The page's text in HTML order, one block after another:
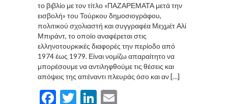
το βιβλίο με τον τίτλο «ΠΑΖΑΡΕΜΑΤΑ μετά την
εισβολή» του Τούρκου δημοσιογράφου,
πολιτικού σχολιαστή και συγγραφέα Μεχμέτ Αλί
Μπιράντ, το οποίο αναφέρεται στις
ελληνοτουρκικές διαφορές την περίοδο από
1974 έως 1979. Είναι νομίζω απαραίτητο να
μπορέσουμε να αντιληφθούμε τις θέσεις και
απόψεις της απέναντι πλευράς όσο και αν […]
Facebook
TwitterLinkedIn